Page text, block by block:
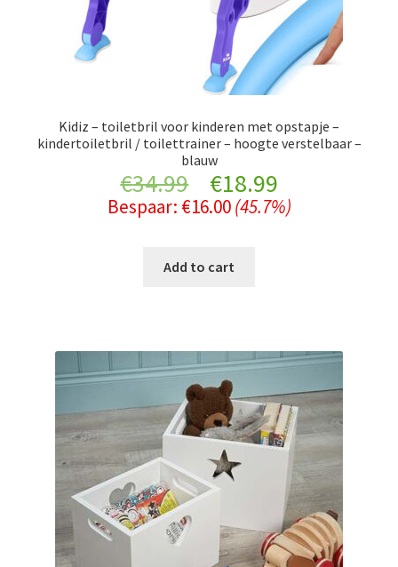
Kidiz – toiletbril voor kinderen met opstapje –
kindertoiletbril / toilettrainer – hoogte verstelbaar –
blauw
€34.99
Original
price
was:
€18.99Current
price
Bespaar: €16.00 (45.7%)
Add to cart